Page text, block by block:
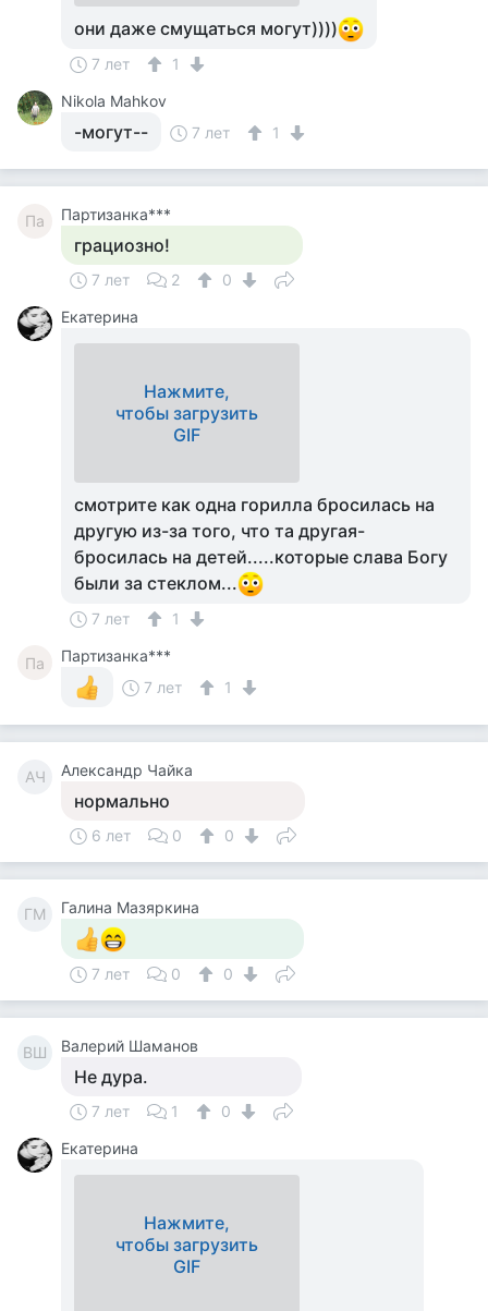
они даже смущаться могут))))
7 лет
1
Nikola Mahkov
-могут-- 7 лет 1
Па Партизанка***
грациозно!
7 лет 2
0
Екатерина
Нажмите,
чтобы загрузить
GIF
смотрите как одна горилла бросилась на
другую из-за того, что та другая-
бросилась на детей.....которые слава Богу
были за стеклом...
7 лет 1
Па
Партизанка***
7 лет
1
АЧ Александр Чайка
нормально
6 лет 0 0
ГМ Галина Мазяркина
7 лет 0 0
ВШ Валерий Шаманов
Не дура.
7 лет 1
0
Екатерина
Нажмите,
чтобы загрузить
GIF